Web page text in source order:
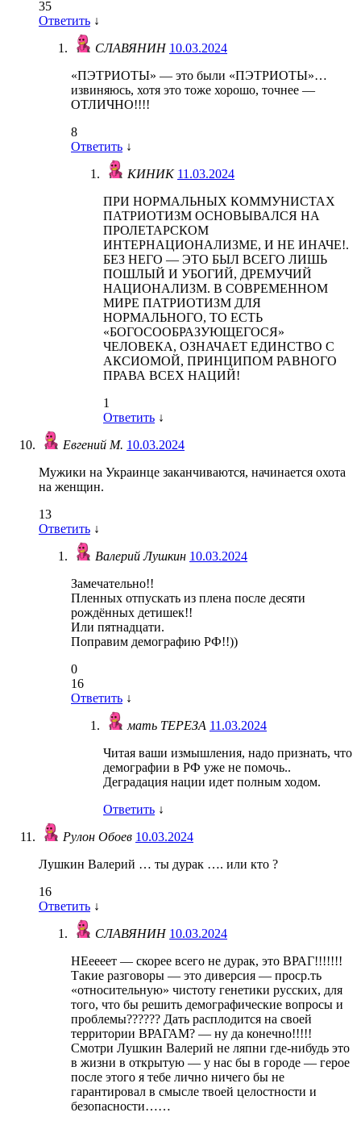
35
Ответить ↓
СЛАВЯНИН 10.03.2024
«ПЭТРИОТЫ» — это были «ПЭТРИОТЫ»…
извиняюсь, хотя это тоже хорошо, точнее —
ОТЛИЧНО!!!!
8
Ответить ↓
КИНИК 11.03.2024
ПРИ НОРМАЛЬНЫХ КОММУНИСТАХ
ПАТРИОТИЗМ ОСНОВЫВАЛСЯ НА
ПРОЛЕТАРСКОМ
ИНТЕРНАЦИОНАЛИЗМЕ, И НЕ ИНАЧЕ!.
БЕЗ НЕГО — ЭТО БЫЛ ВСЕГО ЛИШЬ
ПОШЛЫЙ И УБОГИЙ, ДРЕМУЧИЙ
НАЦИОНАЛИЗМ. В СОВРЕМЕННОМ
МИРЕ ПАТРИОТИЗМ ДЛЯ
НОРМАЛЬНОГО, ТО ЕСТЬ
«БОГОСООБРАЗУЮЩЕГОСЯ»
ЧЕЛОВЕКА, ОЗНАЧАЕТ ЕДИНСТВО С
АКСИОМОЙ, ПРИНЦИПОМ РАВНОГО
ПРАВА ВСЕХ НАЦИЙ!
1
Ответить ↓
Евгений М. 10.03.2024
Мужики на Украинце заканчиваются, начинается охота
на женщин.
13
Ответить ↓
Валерий Лушкин 10.03.2024
Замечательно!!
Пленных отпускать из плена после десяти
рождённых детишек!!
Или пятнадцати.
Поправим демографию РФ!!))
0
16
Ответить ↓
мать ТЕРЕЗА 11.03.2024
Читая ваши измышления, надо признать, что
демографии в РФ уже не помочь..
Деградация нации идет полным ходом.
Ответить ↓
Рулон Обоев 10.03.2024
Лушкин Валерий … ты дурак …. или кто ?
16
Ответить ↓
СЛАВЯНИН 10.03.2024
НЕеееет — скорее всего не дурак, это ВРАГ!!!!!!!
Такие разговоры — это диверсия — проср.ть
«относительную» чистоту генетики русских, для
того, что бы решить демографические вопросы и
проблемы?????? Дать расплодится на своей
территории ВРАГАМ? — ну да конечно!!!!!
Смотри Лушкин Валерий не ляпни где-нибудь это
в жизни в открытую — у нас бы в городе — герое
после этого я тебе лично ничего бы не
гарантировал в смысле твоей целостности и
безопасности……